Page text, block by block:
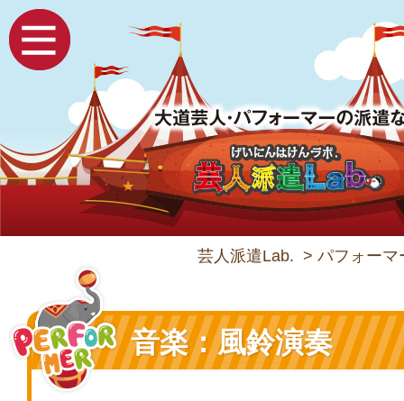
芸人派遣Lab. > パフォーマ
音楽：風鈴演奏